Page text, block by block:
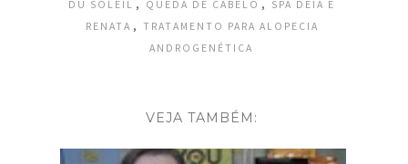
DU SOLEIL
, QUEDA DE CABELO ,
SPA DEIA E
RENATA , TRATAMENTO PARA ALOPECIA
ANDROGENÉTICA
VEJA TAMBÉM: